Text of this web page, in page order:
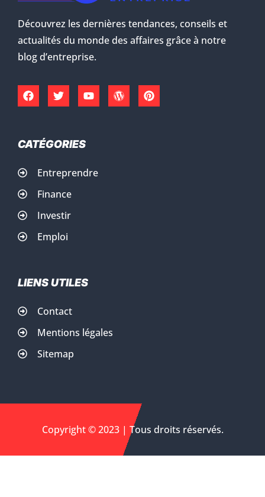
Découvrez les dernières tendances, conseils et
actualités du monde des affaires grâce à notre
blog d’entreprise.
CATÉGORIES
Entreprendre
Finance
Investir
Emploi
LIENS UTILES
Contact
Mentions légales
Sitemap
Copyright © 2023 | Tous droits réservés.